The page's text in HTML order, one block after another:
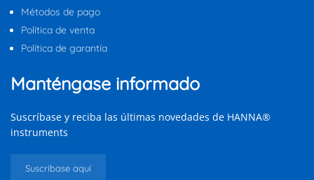
Métodos de pago
Política de venta
Política de garantía
Manténgase informado
Suscríbase y reciba las últimas novedades de HANNA®
instruments
Suscríbase aquí